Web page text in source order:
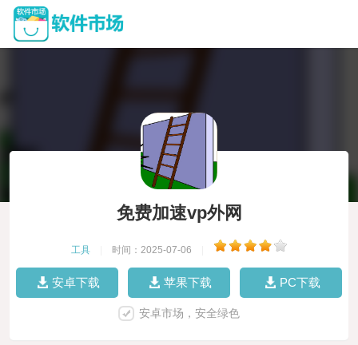
免费加速vp外网
工具 时间：2025-07-06
安卓下载 苹果下载 PC下载
安卓市场，安全绿色